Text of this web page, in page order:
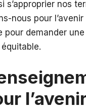
s’approprier nos
nous pour l’avenir
pour demander une